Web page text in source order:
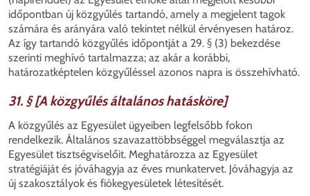
időpontban új közgyűlés tartandó, amely a megjelent tagok
számára és arányára való tekintet nélkül érvényesen határoz.
Az így tartandó közgyűlés időpontját a 29. § (3) bekezdése
szerinti meghívó tartalmazza; az akár a korábbi,
határozatképtelen közgyűléssel azonos napra is összehívható.
31. § [A közgyűlés általános hatásköre]
A közgyűlés az Egyesület ügyeiben legfelsőbb fokon
rendelkezik. Általános szavazattöbbséggel megválasztja az
Egyesület tisztségviselőit. Meghatározza az Egyesület
stratégiáját és jóváhagyja az éves munkatervet. Jóváhagyja az
új szakosztályok és fiókegyesületek létesítését.